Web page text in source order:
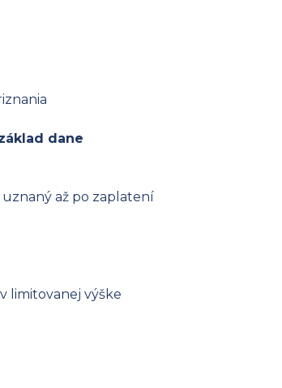
dane
až po zaplatení
limitovanej výške